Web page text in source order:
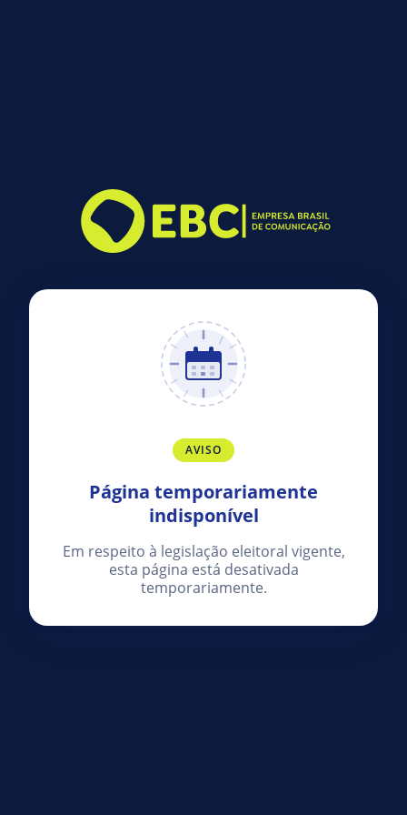
AVISO
Página temporariamente
indisponível
Em respeito à legislação eleitoral vigente,
esta página está desativada
temporariamente.